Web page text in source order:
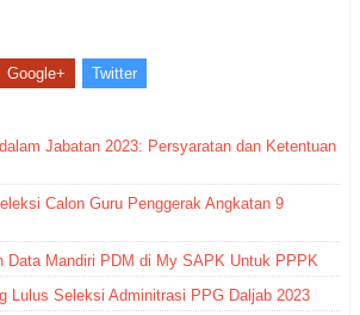
Google+ Twitter
Jabatan 2023: Persyaratan dan Ketentuan
Calon Guru Penggerak Angkatan 9
Data Mandiri PDM di My SAPK Untuk PPPK
Lulus Seleksi Adminitrasi PPG Daljab 2023